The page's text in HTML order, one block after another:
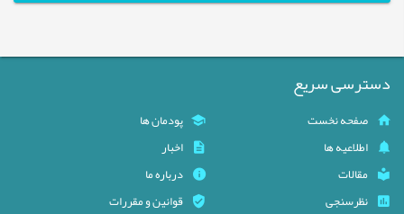
دسترسی سریع
صفحه نخست
پودمان ها
اطلاعیه ها
اخبار
مقالات
درباره ما
نظرسنجی
قوانین و مقررات